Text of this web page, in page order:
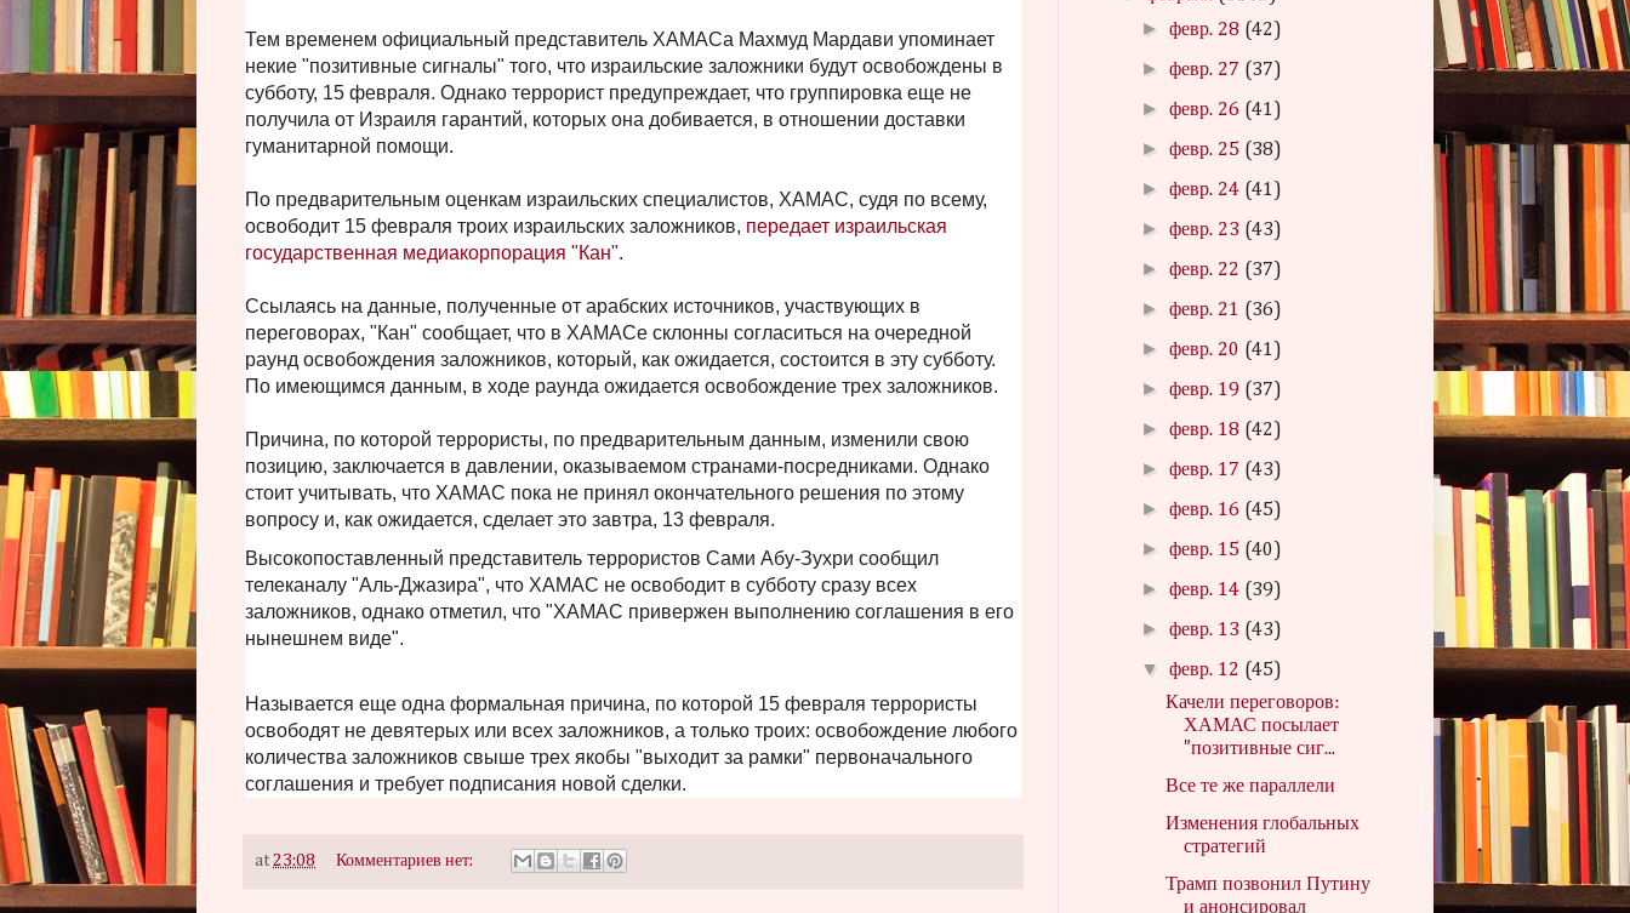
Тем временем официальный представитель ХАМАСа Махмуд Мардави упоминает
некие "позитивные сигналы" того, что израильские заложники будут освобождены в
субботу, 15 февраля. Однако террорист предупреждает, что группировка еще не
получила от Израиля гарантий, которых она добивается, в отношении доставки
гуманитарной помощи.
По предварительным оценкам израильских специалистов, ХАМАС, судя по всему,
освободит 15 февраля троих израильских заложников, передает израильская
государственная медиакорпорация "Кан".
Ссылаясь на данные, полученные от арабских источников, участвующих в
переговорах, "Кан" сообщает, что в ХАМАСе склонны согласиться на очередной
раунд освобождения заложников, который, как ожидается, состоится в эту субботу.
По имеющимся данным, в ходе раунда ожидается освобождение трех заложников.
Причина, по которой террористы, по предварительным данным, изменили свою
позицию, заключается в давлении, оказываемом странами-посредниками. Однако
стоит учитывать, что ХАМАС пока не принял окончательного решения по этому
вопросу и, как ожидается, сделает это завтра, 13 февраля.
Высокопоставленный представитель террористов Сами Абу-Зухри сообщил
телеканалу "Аль-Джазира", что ХАМАС не освободит в субботу сразу всех
заложников, однако отметил, что "ХАМАС привержен выполнению соглашения в его
нынешнем виде".
Называется еще одна формальная причина, по которой 15 февраля террористы
освободят не девятерых или всех заложников, а только троих: освобождение любого
количества заложников свыше трех якобы "выходит за рамки" первоначального
соглашения и требует подписания новой сделки.
at23:08 Комментариев нет:
►февр. 28 (42)
►февр. 27 (37)
►февр. 26 (41)
►февр. 25 (38)
►февр. 24 (41)
►февр. 23 (43)
►февр. 22 (37)
►февр. 21 (36)
►февр. 20 (41)
►февр. 19 (37)
►февр. 18 (42)
►февр. 17 (43)
►февр. 16 (45)
►февр. 15 (40)
►февр. 14 (39)
►февр. 13 (43)
▼февр. 12 (45)
Качели переговоров:
ХАМАС посылает
"позитивные сиг...
Все те же параллели
Изменения глобальных
стратегий
Трамп позвонил Путину
и анонсировал